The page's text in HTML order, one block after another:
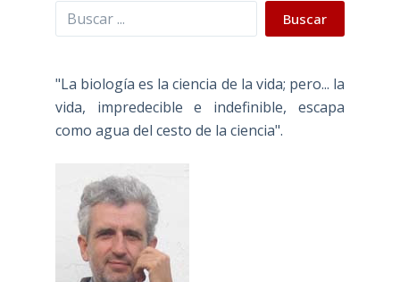
Buscar Buscar
"La biología es la ciencia de la vida; pero... la
vida, impredecible e indefinible, escapa
como agua del cesto de la ciencia".